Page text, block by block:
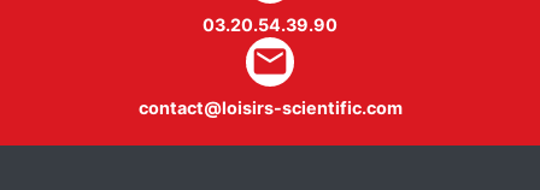
03.20.54.39.90
mail
contact@loisirs-scientific.com